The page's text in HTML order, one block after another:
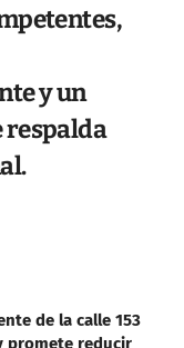
y un
respalda
de la calle 153
promete reducir